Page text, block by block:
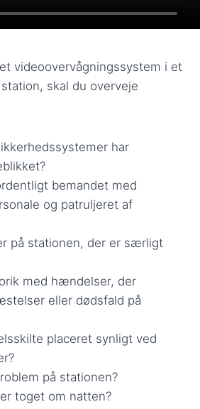
videoovervågningssystem i et
skal du overveje
har
bemandet med
og patruljeret af
på stationen, der er særligt
med hændelser, der
eller dødsfald på
placeret synligt ved
på stationen?
toget om natten?